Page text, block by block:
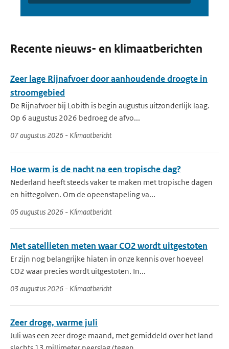
Recente nieuws- en klimaatberichten
Zeer lage Rijnafvoer door aanhoudende droogte in
stroomgebied
De Rijnafvoer bij Lobith is begin augustus uitzonderlijk laag.
Op 6 augustus 2026 bedroeg de afvo...
07 augustus 2026 - Klimaatbericht
Hoe warm is de nacht na een tropische dag?
Nederland heeft steeds vaker te maken met tropische dagen
en hittegolven. Om de opeenstapeling va...
05 augustus 2026 - Klimaatbericht
Met satellieten meten waar CO2 wordt uitgestoten
Er zijn nog belangrijke hiaten in onze kennis over hoeveel
CO2 waar precies wordt uitgestoten. In...
03 augustus 2026 - Klimaatbericht
Zeer droge, warme juli
Juli was een zeer droge maand, met gemiddeld over het land